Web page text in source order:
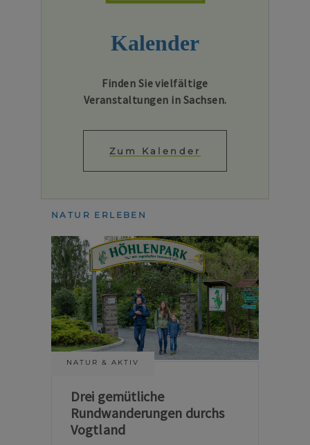
Kalender
Finden Sie vielfältige
Veranstaltungen in Sachsen.
Zum Kalender
NATUR ERLEBEN
NATUR & AKTIV
Drei gemütliche
Rundwanderungen durchs
Vogtland